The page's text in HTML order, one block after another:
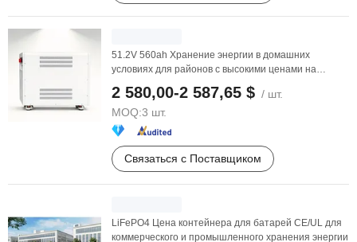
51.2V 560ah Хранение энергии в домашних
условиях для районов с высокими ценами на
2 580,00-2 587,65 $ / шт.
MOQ:3 шт.
Связаться с Поставщиком
LiFePO4 Цена контейнера для батарей CE/UL для
коммерческого и промышленного хранения энергии